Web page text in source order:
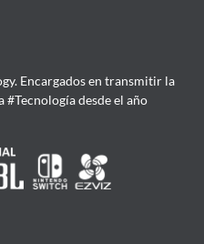
Encargados en transmitir la
#Tecnología desde el año